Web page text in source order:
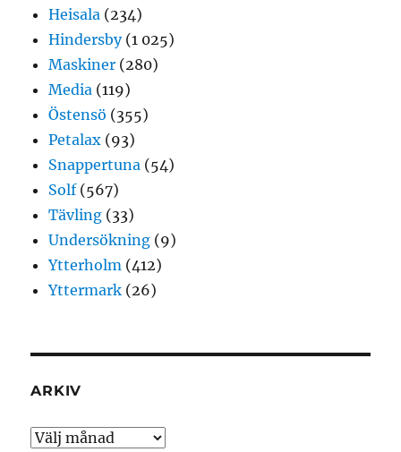
Heisala (234)
Hindersby(1 025)
Maskiner (280)
Media (119)
Östensö (355)
Petalax (93)
Snappertuna (54)
Solf(567)
Tävling (33)
Undersökning (9)
Ytterholm (412)
Yttermark (26)
ARKIV
Arkiv